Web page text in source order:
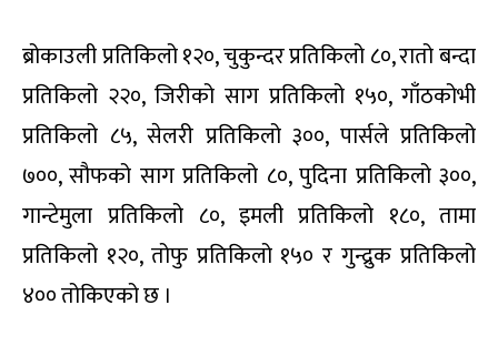
ब्रोकाउली प्रतिकिलो १२०, चुकुन्दर प्रतिकिलो ८०, रातो बन्दा
प्रतिकिलो २२०, जिरीको साग प्रतिकिलो १५०, गाँठकोभी
प्रतिकिलो ८५, सेलरी प्रतिकिलो ३००, पार्सले प्रतिकिलो
७००, सौफको साग प्रतिकिलो ८०, पुदिना प्रतिकिलो ३००,
गान्टेमुला प्रतिकिलो ८०, इमली प्रतिकिलो १८०, तामा
प्रतिकिलो १२०, तोफु प्रतिकिलो १५० र गुन्द्रुक प्रतिकिलो
४०० तोकिएको छ ।